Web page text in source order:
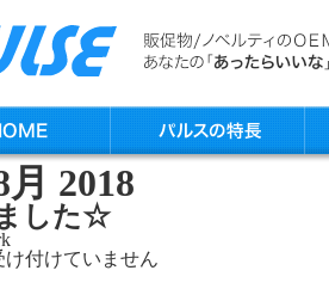
月 2018
した☆
け付けていません